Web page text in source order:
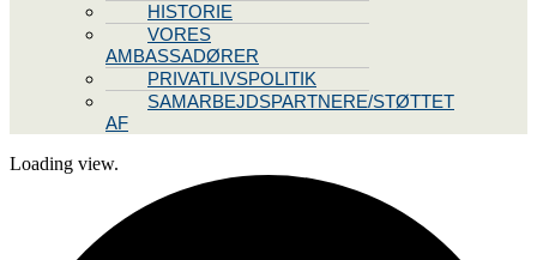
HISTORIE
VORES
AMBASSADØRER
PRIVATLIVSPOLITIK
SAMARBEJDSPARTNERE/STØTTET
AF
Loading view.